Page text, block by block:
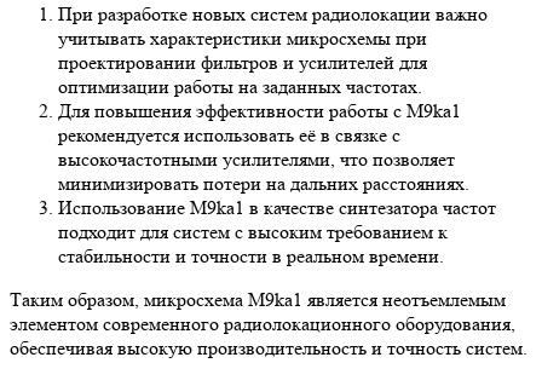
При разработке новых систем радиолокации важно
учитывать характеристики микросхемы при
проектировании фильтров и усилителей для
оптимизации работы на заданных частотах.
Для повышения эффективности работы с M9ka1
рекомендуется использовать её в связке с
высокочастотными усилителями, что позволяет
минимизировать потери на дальних расстояниях.
Использование M9ka1 в качестве синтезатора частот
подходит для систем с высоким требованием к
стабильности и точности в реальном времени.
Таким образом, микросхема M9ka1 является неотъемлемым
элементом современного радиолокационного оборудования,
обеспечивая высокую производительность и точность систем.